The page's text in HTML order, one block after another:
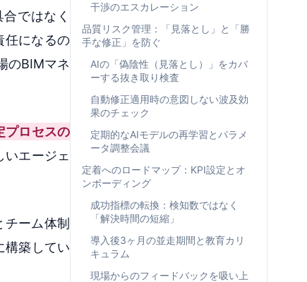
ではなく
任になるの
のBIMマネ
プロセスの
いエージェ
ーム体制
構築してい
干渉のエスカレーション
品質リスク管理：「見落とし」と「勝
手な修正」を防ぐ
AIの「偽陰性（見落とし）」をカバ
ーする抜き取り検査
自動修正適用時の意図しない波及効
果のチェック
定期的なAIモデルの再学習とパラメ
ータ調整会議
定着へのロードマップ：KPI設定とオ
ンボーディング
成功指標の転換：検知数ではなく
「解決時間の短縮」
導入後3ヶ月の並走期間と教育カリ
キュラム
現場からのフィードバックを吸い上